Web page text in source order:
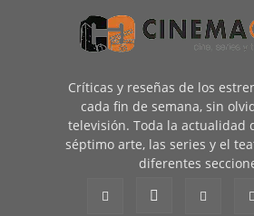
Críticas y reseñas de los
cada fin de semana, sin
televisión. Toda la actualidad
séptimo arte, las series y el
diferentes